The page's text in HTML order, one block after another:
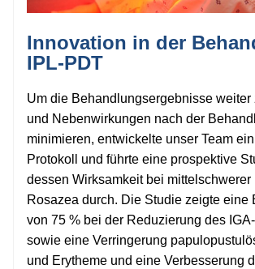
Innovation in der
IPL-PDT
Um die Behandlungsergebnisse weiter
und Nebenwirkungen nach der
minimieren, entwickelte unser Team
Protokoll und führte eine prospektive
dessen Wirksamkeit bei mittelschwerer
Rosazea durch. Die Studie zeigte eine
von 75 % bei der Reduzierung des
sowie eine Verringerung
und Erytheme und eine Verbesserung